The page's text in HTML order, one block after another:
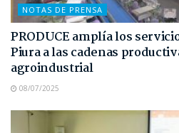
NOTAS DE PRENSA
PRODUCE amplía los
Piura a las cadenas
agroindustrial
08/07/2025